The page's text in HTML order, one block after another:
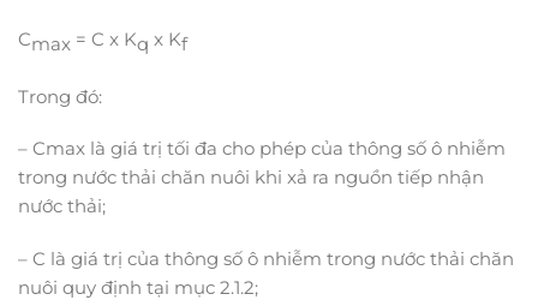
Cmax = C x Kq x Kf
Trong đó:
– Cmax là giá trị tối đa cho phép của thông số ô nhiễm
trong nước thải chăn nuôi khi xả ra nguồn tiếp nhận
nước thải;
– C là giá trị của thông số ô nhiễm trong nước thải chăn
nuôi quy định tại mục 2.1.2;